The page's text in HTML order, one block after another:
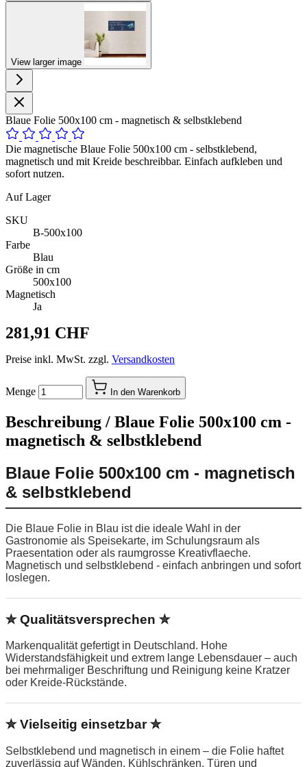
View larger image
Blaue Folie 500x100 cm - magnetisch & selbstklebend
Die magnetische Blaue Folie 500x100 cm - selbstklebend,
magnetisch und mit Kreide beschreibbar. Einfach aufkleben und
sofort nutzen.
Auf Lager
SKU
B-500x100
Farbe
Blau
Größe in cm
500x100
Magnetisch
Ja
281,91 CHF
Preise inkl. MwSt. zzgl. Versandkosten
Menge In den Warenkorb
Beschreibung / Blaue Folie 500x100 cm -
magnetisch & selbstklebend
Blaue Folie 500x100 cm - magnetisch
& selbstklebend
Die Blaue Folie in Blau ist die ideale Wahl in der
Gastronomie als Speisekarte, im Schulungsraum als
Praesentation oder als raumgrosse Kreativflaeche.
Magnetisch und selbstklebend - einfach anbringen und sofort
loslegen.
✮ Qualitätsversprechen ✮
Markenqualität gefertigt in Deutschland. Hohe
Widerstandsfähigkeit und extrem lange Lebensdauer – auch
bei mehrmaliger Beschriftung und Reinigung keine Kratzer
oder Kreide-Rückstände.
✮ Vielseitig einsetzbar ✮
Selbstklebend und magnetisch in einem – die Folie haftet
zuverlässig auf Wänden, Kühlschränken, Türen und